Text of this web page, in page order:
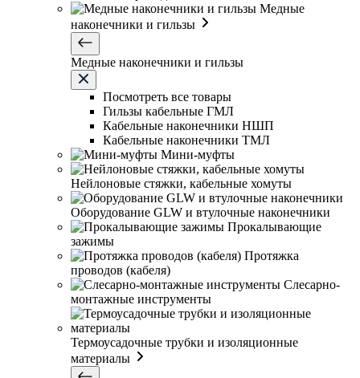
Медные
наконечники и гильзы
Медные наконечники и гильзы
Посмотреть все товары
Гильзы кабельные ГМЛ
Кабельные наконечники НШП
Кабельные наконечники ТМЛ
Мини-муфты
Нейлоновые стяжки, кабельные хомуты
Оборудование GLW и втулочные наконечники
Прокалывающие
зажимы
Протяжка
проводов (кабеля)
Слесарно-
монтажные инструменты
Термоусадочные трубки и изоляционные
материалы